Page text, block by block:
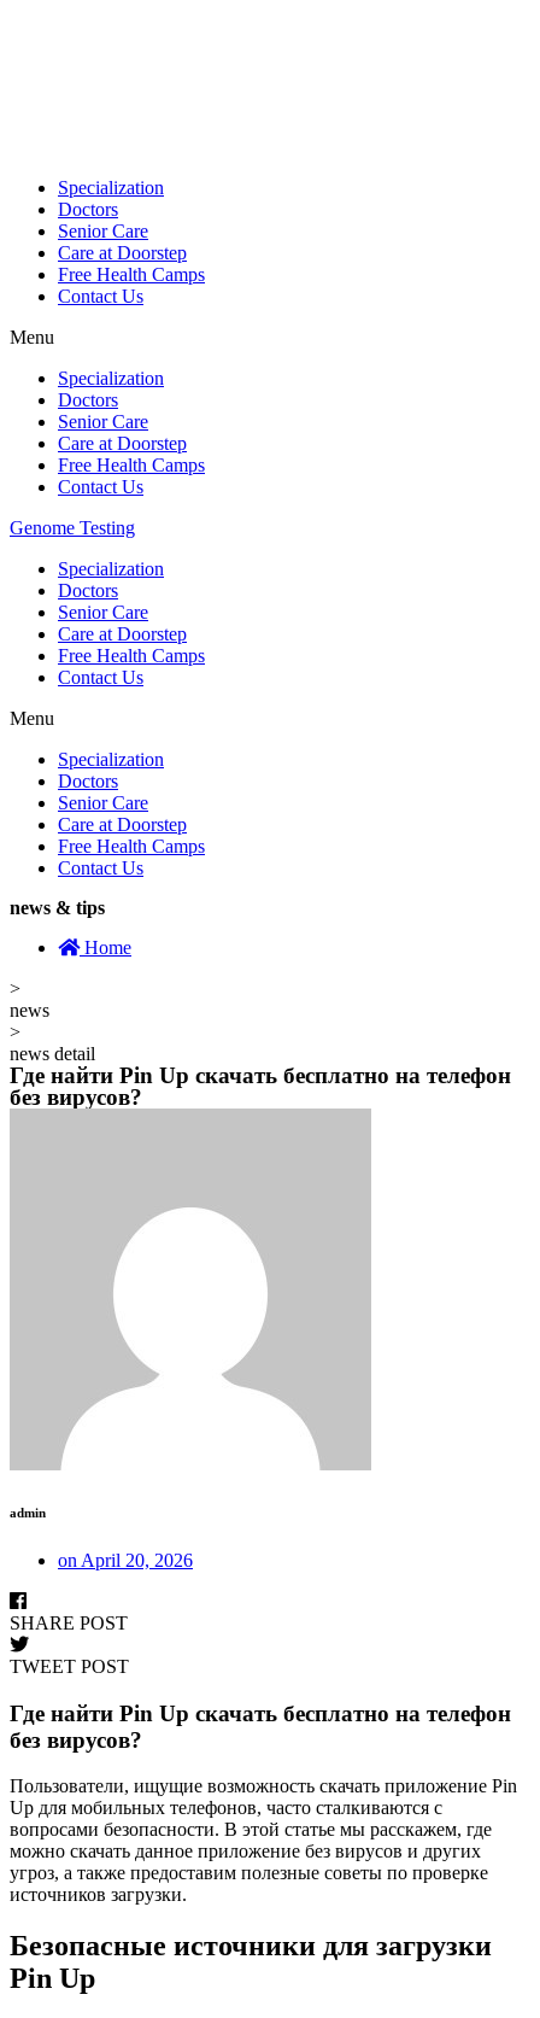
Specialization
Doctors
Senior Care
Care at Doorstep
Free Health Camps
Contact Us
Menu
Specialization
Doctors
Senior Care
Care at Doorstep
Free Health Camps
Contact Us
Genome Testing
Specialization
Doctors
Senior Care
Care at Doorstep
Free Health Camps
Contact Us
Menu
Specialization
Doctors
Senior Care
Care at Doorstep
Free Health Camps
Contact Us
news & tips
Home
>
news
>
news detail
Где найти Pin Up скачать бесплатно на телефон
без вирусов?
admin
on April 20, 2026
SHARE POST
TWEET POST
Где найти Pin Up скачать бесплатно на телефон
без вирусов?
Пользователи, ищущие возможность скачать приложение Pin
Up для мобильных телефонов, часто сталкиваются с
вопросами безопасности. В этой статье мы расскажем, где
можно скачать данное приложение без вирусов и других
угроз, а также предоставим полезные советы по проверке
источников загрузки.
Безопасные источники для загрузки
Pin Up